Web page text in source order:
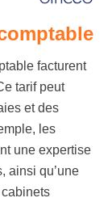
facturent
tarif peut
et des
les
une expertise
ainsi qu’une